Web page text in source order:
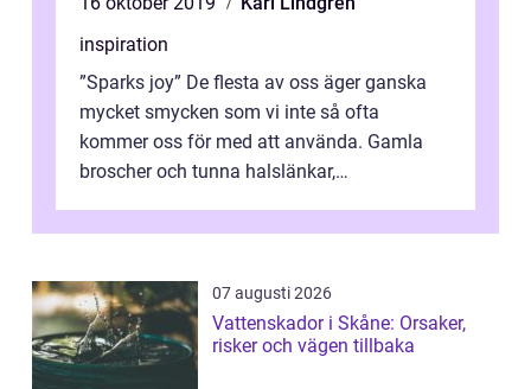
inspiration
”Sparks joy” De flesta av oss äger ganska
mycket smycken som vi inte så ofta
kommer oss för med att använda. Gamla
broscher och tunna halslänkar,
07 augusti 2026
Vattenskador i Skåne: Orsaker,
risker och vägen tillbaka